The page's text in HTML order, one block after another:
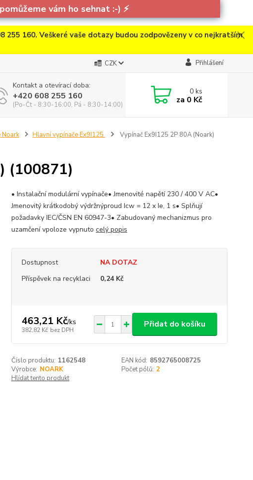
vám ho sehnat :-) ⚡
160. Veškeré vaše dotazy budou zodpovězeny v co nejkratším
CZK Přihlášení
Kontakt a otevírací doba:
+420 608 255 160
(Po-Čt - 8:30-16:00, Pá - 8:30-14:00)
0ks
za 0 Kč
Noark Hlavní vypínače Ex9I125
Vypínač Ex9I125 2P 80A (Noark)
(100871)
• Instalační modulární vypínače• Jmenovité napětí 230 / 400 V AC•
Jmenovitý krátkodobý výdržnýproud Icw = 12 x Ie, 1 s• Splňují
požadavky IEC/ČSN EN 60947-3• Zabudovaný mechanizmus pro
uzamčení vpoloze vypnuto celý popis
Dostupnost
NA DOTAZ
Příspěvek na recyklaci
0,24 Kč
463,21 Kč/ks
382,82 Kč bez DPH
Přidat do košíku
Číslo produktu: 1162548 EAN kód: 8592765008725
Výrobce: NOARK Počet pólů: 2
Hlídat tento produkt